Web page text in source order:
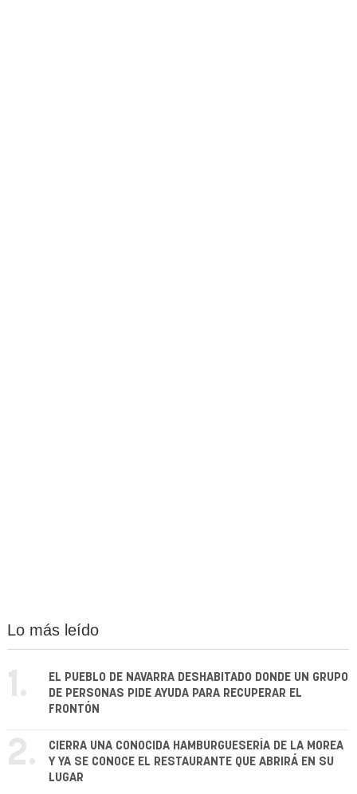
Lo más leído
1.
EL PUEBLO DE NAVARRA DESHABITADO DONDE UN GRUPO
DE PERSONAS PIDE AYUDA PARA RECUPERAR EL
FRONTÓN
2.
CIERRA UNA CONOCIDA HAMBURGUESERÍA DE LA MOREA
Y YA SE CONOCE EL RESTAURANTE QUE ABRIRÁ EN SU
LUGAR